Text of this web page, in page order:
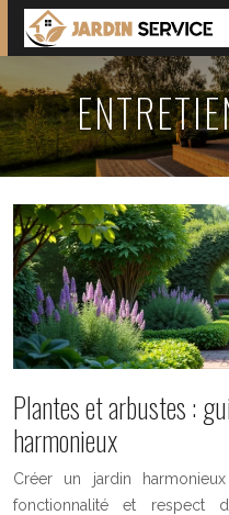
Plantes et arbustes :
harmonieux
Créer un jardin
fonctionnalité et respect